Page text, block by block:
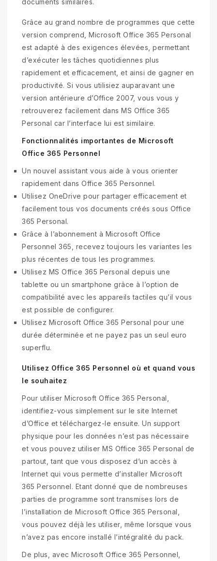
documents similaires.
Grâce au grand nombre de programmes que cette
version comprend, Microsoft Office 365 Personal
est adapté à des exigences élevées, permettant
d’exécuter les tâches quotidiennes plus
rapidement et efficacement, et ainsi de gagner en
productivité. Si vous utilisiez auparavant une
version antérieure d’Office 2007, vous vous y
retrouverez facilement dans MS Office 365
Personal car l’interface lui est similaire.
Fonctionnalités importantes de Microsoft
Office 365 Personnel
Un nouvel assistant vous aide à vous orienter
rapidement dans Office 365 Personnel.
Utilisez OneDrive pour partager efficacement et
facilement tous vos documents créés sous Office
365 Personal.
Grâce à l’abonnement à Microsoft Office
Personnel 365, recevez toujours les variantes les
plus récentes de tous les programmes.
Utilisez MS Office 365 Personal depuis une
tablette ou un smartphone grâce à l’option de
compatibilité avec les appareils tactiles qu’il vous
est possible de configurer.
Utilisez Microsoft Office 365 Personal pour une
durée déterminée et ne payez pas un seul euro
superflu.
Utilisez Office 365 Personnel où et quand vous
le souhaitez
Pour utiliser Microsoft Office 365 Personal,
identifiez-vous simplement sur le site Internet
d’Office et téléchargez-le ensuite. Un support
physique pour les données n’est pas nécessaire
et vous pouvez utiliser MS Office 365 Personal de
partout, tant que vous disposez d’un accès à
Internet qui vous permette d’installer Microsoft
365 Personnel. Etant donné que de nombreuses
parties de programme sont transmises lors de
l’installation de Microsoft Office 365 Personal,
vous pouvez déjà les utiliser, même lorsque vous
n’avez pas encore installé l’intégralité du pack.
De plus, avec Microsoft Office 365 Personnel,